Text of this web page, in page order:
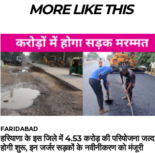
MORE LIKE THIS
FARIDABAD
हरियाणा के इस जिले में 4.53 करोड़ की परियोजना जल्द
होगी शुरू, इन जर्जर सड़कों के नवीनीकरण को मंजूरी